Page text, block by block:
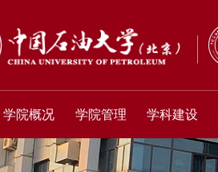
学院概况 学院管理 学科建设